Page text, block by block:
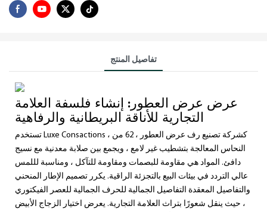
تفاصيل المنتج
عرض عرض العطور: إنشاء فلسفة العلامة
التجارية للأناقة البريطانية والرفاهية
تستخدم Luxe Consactions ، كشركة تصنيع رف عرض العطور ، 62 من
النحاس المعالجة بتشطيب غير لامع ، ويجمع بين صلابة معدنية مع نسيج
دافئ. المواد هي مقاومة للبصمات ومقاومة للتآكل ، ومناسبة لللمس
عالي التردد في بيئات البيع بالتجزئة الراقية. يكرر تصميم الإطار المنحني
والتفاصيل المعقدة التفاصيل الجمالية للحرف الجمالية للعصر الفيكتوري
، حيث ينقل شعورًا بتراث العلامة التجارية. يعرض اختيار الزجاج الأبيض